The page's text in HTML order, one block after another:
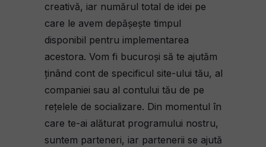
creativă, iar numărul total de idei pe
care le avem depășește timpul
disponibil pentru implementarea
acestora. Vom fi bucuroși să te ajutăm
ținând cont de specificul site-ului tău, al
companiei sau al contului tău de pe
rețelele de socializare. Din momentul în
care te-ai alăturat programului nostru,
suntem parteneri, iar partenerii se ajută